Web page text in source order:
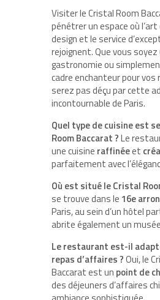
Visiter le Cristal Room
pénétrer un espace où l’art
design et le service
rejoignent. Que vous
gastronomie ou
cadre enchanteur pour vos
serez pas déçu par cette
incontournable de Paris.
Quel type de cuisine est
Room Baccarat ?Le
une cuisine raffinéeet
parfaitement avec
Où est situé le Cristal
se trouve dans le 16e
Paris, au sein d’un hôtel
abrite également un
Le restaurant est-il
repas d’affaires ?Oui, le
Baccarat est un point de
des déjeuners d’affaires